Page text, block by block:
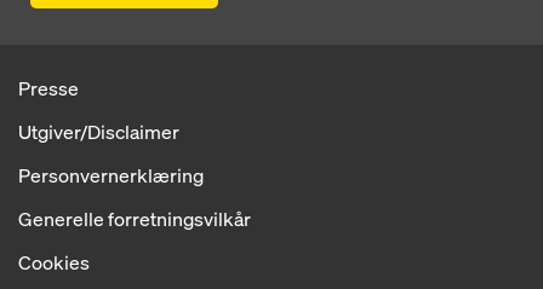
Presse
Utgiver/Disclaimer
Personvernerklæring
Generelle forretningsvilkår
Cookies